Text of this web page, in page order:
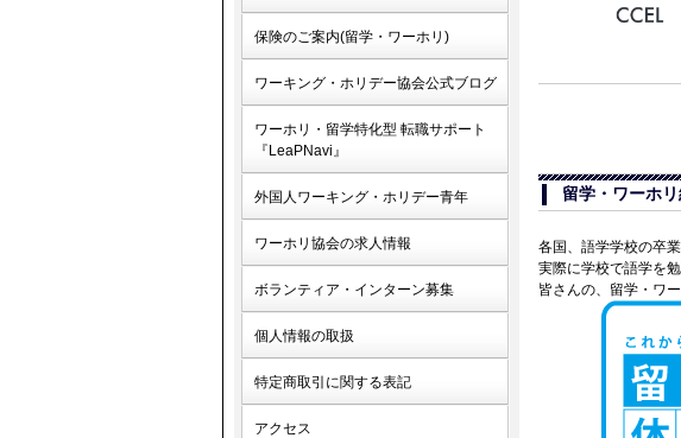
保険のご案内(留学・ワーホリ)
ワーキング・ホリデー協会公式ブログ
ワーホリ・留学特化型 転職サポート
『LeaPNavi』
外国人ワーキング・ホリデー青年
ワーホリ協会の求人情報
ボランティア・インターン募集
個人情報の取扱
特定商取引に関する表記
アクセス
留学・ワーホ
各国、語学学校の卒
実際に学校で語学を
皆さんの、留学・ワ